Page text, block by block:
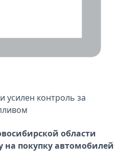
области
на покупку автомобилей